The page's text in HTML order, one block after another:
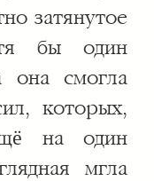
затянутое
бы один
она смогла
которых,
на один
мгла